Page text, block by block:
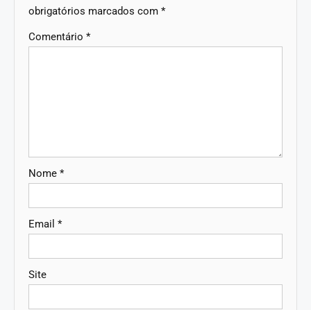
obrigatórios marcados com *
Comentário *
Nome *
Email *
Site